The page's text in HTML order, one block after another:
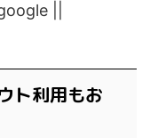
||
ト利用もお